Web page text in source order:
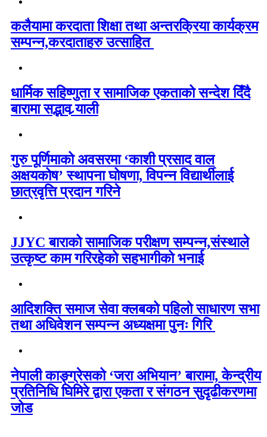
कलैयामा करदाता शिक्षा तथा अन्तरक्रिया कार्यक्रम
सम्पन्न,करदाताहरु उत्साहित
धार्मिक सहिष्णुता र सामाजिक एकताको सन्देश दिँदै
बारामा सद्भाव र्‍याली
गुरु पूर्णिमाको अवसरमा ‘काशी प्रसाद वाल
अक्षयकोष’ स्थापना घोषणा, विपन्न विद्यार्थीलाई
छात्रवृत्ति प्रदान गरिने
JJYC बाराको सामाजिक परीक्षण सम्पन्न,संस्थाले
उत्कृष्ट काम गरिरहेको सहभागीको भनाई
आदिशक्ति समाज सेवा क्लबको पहिलो साधारण सभा
तथा अधिवेशन सम्पन्न अध्यक्षमा पुनः गिरि
नेपाली काङ्ग्रेसको ‘जरा अभियान’ बारामा, केन्द्रीय
प्रतिनिधि घिमिरे द्वारा एकता र संगठन सुदृढीकरणमा
जोड